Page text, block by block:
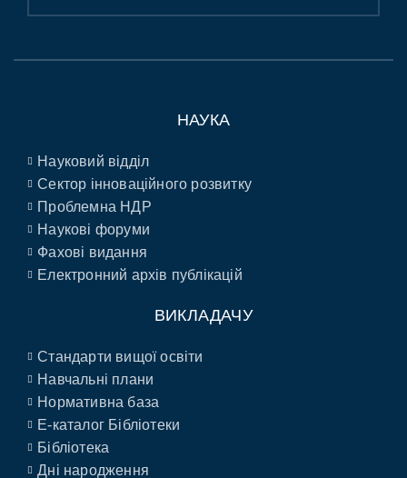
НАУКА
Науковий відділ
Сектор інноваційного розвитку
Проблемна НДР
Наукові форуми
Фахові видання
Електронний архів публікацій
ВИКЛАДАЧУ
Стандарти вищої освіти
Навчальні плани
Нормативна база
E-каталог Бібліотеки
Бібліотека
Дні народження